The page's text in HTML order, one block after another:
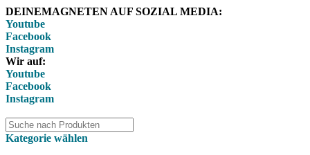
DEINEMAGNETEN AUF SOZIAL MEDIA:
Youtube
Facebook
Instagram
Wir auf:
Youtube
Facebook
Instagram
Kategorie wählen